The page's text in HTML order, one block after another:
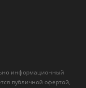
информационный
публичной офертой,